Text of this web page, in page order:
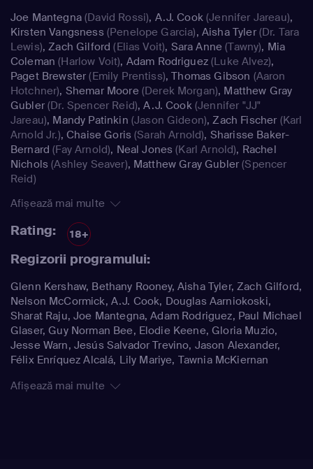
Joe Mantegna(David Rossi), A.J. Cook(Jennifer Jareau),
Kirsten Vangsness (Penelope Garcia), Aisha Tyler(Dr. Tara
Lewis),Zach Gilford (Elias Voit), Sara Anne (Tawny), Mia
Coleman (Harlow Voit), Adam Rodriguez(Luke Alvez),
Paget Brewster (Emily Prentiss),Thomas Gibson (Aaron
Hotchner), Shemar Moore (Derek Morgan), Matthew Gray
Gubler(Dr. Spencer Reid),A.J. Cook(Jennifer "JJ"
Jareau), Mandy Patinkin (Jason Gideon),Zach Fischer (Karl
Arnold Jr.),Chaise Goris (Sarah Arnold), Sharisse Baker-
Bernard (Fay Arnold), Neal Jones (Karl Arnold), Rachel
Nichols (Ashley Seaver), Matthew Gray Gubler (Spencer
Reid)
Afișează mai multe
Rating: 18+
Regizorii programului:
Glenn Kershaw, Bethany Rooney, Aisha Tyler, Zach Gilford,
Nelson McCormick, A.J. Cook, Douglas Aarniokoski,
Sharat Raju, Joe Mantegna, Adam Rodriguez, Paul Michael
Glaser, Guy Norman Bee, Elodie Keene, Gloria Muzio,
Jesse Warn, Jesús Salvador Trevino, Jason Alexander,
Félix Enríquez Alcalá, Lily Mariye, Tawnia McKiernan
Afișează mai multe